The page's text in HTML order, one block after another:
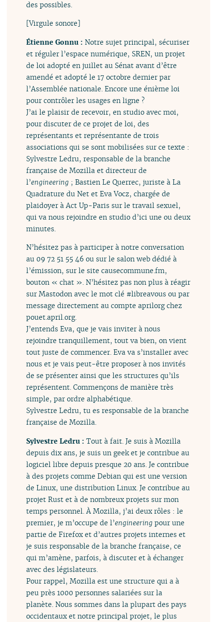
des possibles.
[Virgule sonore]
Étienne Gonnu :Notre sujet principal, sécuriser
et réguler l’espace numérique, SREN, un projet
de loi adopté en juillet au Sénat avant d’être
amendé et adopté le 17 octobre dernier par
l’Assemblée nationale. Encore une énième loi
pour contrôler les usages en ligne ?
J’ai le plaisir de recevoir, en studio avec moi,
pour discuter de ce projet de loi, des
représentants et représentante de trois
associations qui se sont mobilisées sur ce texte :
Sylvestre Ledru, responsable de la branche
française de Mozilla et directeur de
l’engineering ; Bastien Le Querrec, juriste à La
Quadrature du Net et Eva Vocz, chargée de
plaidoyer à Act Up-Paris sur le travail sexuel,
qui va nous rejoindre en studio d’ici une ou deux
minutes.
N’hésitez pas à participer à notre conversation
au 09 72 51 55 46 ou sur le salon web dédié à
l’émission, sur le site causecommune.fm,
bouton « chat ». N’hésitez pas non plus à réagir
sur Mastodon avec le mot clé #libreavous ou par
message directement au compte aprilorgchez
pouet.april.org.
J’entends Eva, que je vais inviter à nous
rejoindre tranquillement, tout va bien, on vient
tout juste de commencer. Eva va s’installer avec
nous et je vais peut-être proposer à nos invités
de se présenter ainsi que les structures qu’ils
représentent. Commençons de manière très
simple, par ordre alphabétique.
Sylvestre Ledru, tu es responsable de la branche
française de Mozilla.
Sylvestre Ledru :Tout à fait. Je suis à Mozilla
depuis dix ans, je suis un geek et je contribue au
logiciel libre depuis presque 20 ans. Je contribue
à des projets comme Debian qui est une version
de Linux, une distribution Linux. Je contribue au
projet Rust et à de nombreux projets sur mon
temps personnel. À Mozilla, j’ai deux rôles : le
premier, je m’occupe de l’engineering pour une
partie de Firefox et d’autres projets internes et
je suis responsable de la branche française, ce
qui m’amène, parfois, à discuter et à échanger
avec des législateurs.
Pour rappel, Mozilla est une structure qui a à
peu près 1000 personnes salariées sur la
planète. Nous sommes dans la plupart des pays
occidentaux et notre principal projet, le plus